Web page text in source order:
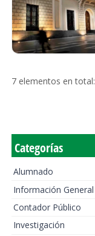
7 elementos en total:
Categorías
Alumnado
Información General
Contador Público
Investigación